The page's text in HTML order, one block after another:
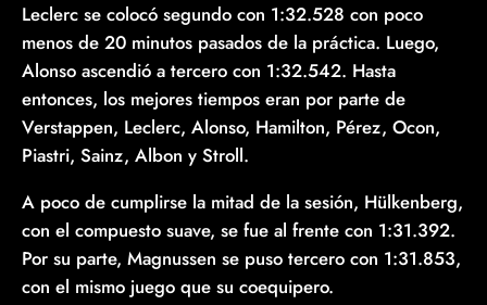
Leclerc se colocó segundo con 1:32.528 con poco
menos de 20 minutos pasados de la práctica. Luego,
Alonso ascendió a tercero con 1:32.542. Hasta
entonces, los mejores tiempos eran por parte de
Verstappen, Leclerc, Alonso, Hamilton, Pérez, Ocon,
Piastri, Sainz, Albon y Stroll.
A poco de cumplirse la mitad de la sesión, Hülkenberg,
con el compuesto suave, se fue al frente con 1:31.392.
Por su parte, Magnussen se puso tercero con 1:31.853,
con el mismo juego que su coequipero.